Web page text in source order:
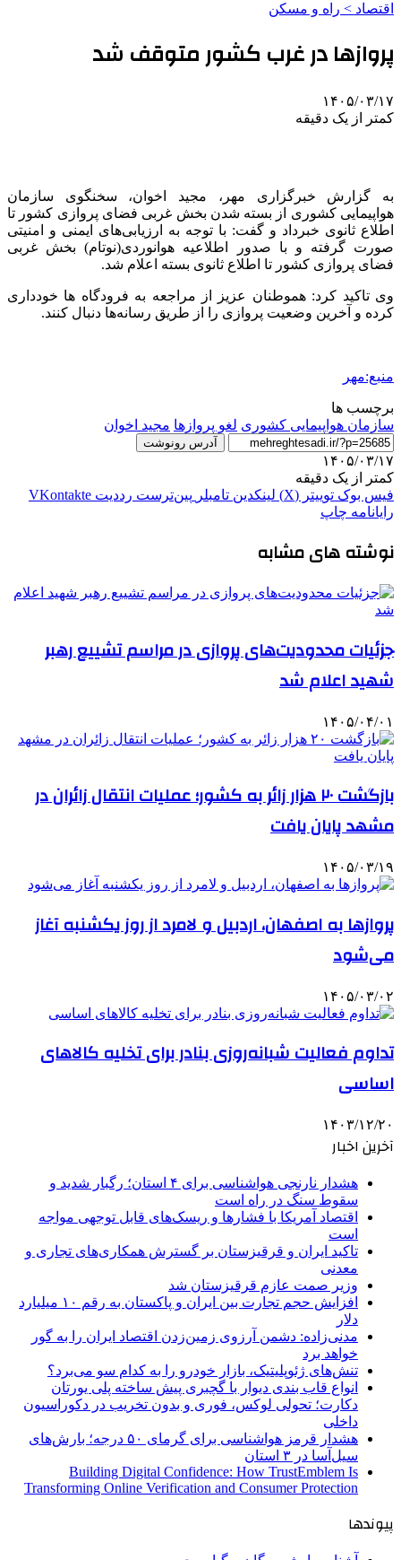
اقتصاد > راه و مسکن
پروازها در غرب کشور متوقف شد
۱۴۰۵/۰۳/۱۷
کمتر از یک دقیقه
به گزارش خبرگزاری مهر، مجید اخوان، سخنگوی سازمان
هواپیمایی کشوری از بسته شدن بخش غربی فضای پروازی کشور تا
اطلاع ثانوی خبرداد و گفت: با توجه به ارزیابی‌های ایمنی و امنیتی
صورت گرفته و با صدور اطلاعیه هوانوردی(نوتام) بخش غربی
فضای پروازی کشور تا اطلاع ثانوی بسته اعلام شد.
وی تاکید کرد: هموطنان عزیز از مراجعه به فرودگاه ها خودداری
کرده و آخرین وضعیت پروازی را از طریق رسانه‌ها دنبال کنند.
منبع:مهر
برچسب ها
سازمان هواپیمایی کشوری لغو پروازها مجید اخوان
آدرس رونوشت
۱۴۰۵/۰۳/۱۷
کمتر از یک دقیقه
فیس بوک توییتر (X) لینکدین ‫تامبلر ‫پین‌ترست ‫رددیت ‫VKontakte
رایانامه چاپ
نوشته های مشابه
جزئیات محدودیت‌های پروازی در مراسم تشییع رهبر
شهید اعلام شد
۱۴۰۵/۰۴/۰۱
بازگشت ۲۰ هزار زائر به کشور؛ عملیات انتقال زائران در
مشهد پایان یافت
۱۴۰۵/۰۳/۱۹
پروازها به اصفهان، اردبیل و لامرد از روز یکشنبه آغاز
می‌شود
۱۴۰۵/۰۳/۰۲
تداوم فعالیت شبانه‌روزی بنادر برای تخلیه کالاهای
اساسی
۱۴۰۳/۱۲/۲۰
آخرین اخبار
هشدار نارنجی هواشناسی برای ۴ استان؛ رگبار شدید و
سقوط سنگ در راه است
اقتصاد آمریکا با فشارها و ریسک‌های قابل توجهی مواجه
است
تاکید ایران و قرقیزستان بر گسترش همکاری‌های تجاری و
معدنی
وزیر صمت عازم قرقیزستان شد
افزایش حجم تجارت بین ایران و پاکستان به رقم ۱۰ میلیارد
دلار
مدنی‌زاده: دشمن آرزوی زمین‌زدن اقتصاد ایران را به گور
خواهد برد
تنش‌های ژئوپلیتیک، بازار خودرو را به کدام سو می‌برد؟
انواع قاب بندی دیوار با گچبری پیش ساخته پلی یورتان
دکارت؛ تحولی لوکس، فوری و بدون تخریب در دکوراسیون
داخلی
هشدار قرمز هواشناسی برای گرمای ۵۰ درجه؛ بارش‌های
سیل‌آسا در ۳ استان
Building Digital Confidence: How TrustEmblem Is
Transforming Online Verification and Consumer Protection
پیوندها